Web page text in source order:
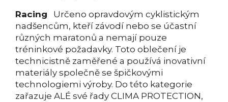
Racing
Určeno opravdovým cyklistickým
nadšencům, kteří závodí nebo se účastní
různých maratonů a nemají pouze
tréninkové požadavky. Toto oblečení je
technicistně zaměřené a používá inovativní
materiály společně se špičkovými
technologiemi výroby. Do této kategorie
zařazuje ALÉ své řady CLIMA PROTECTION,